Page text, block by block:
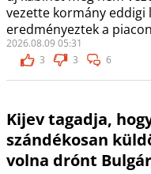
vezette kormány eddigi
eredményeztek a
2026.08.09 05:31
3
3 6
Kijev tagadja,
szándékosan
volna drónt